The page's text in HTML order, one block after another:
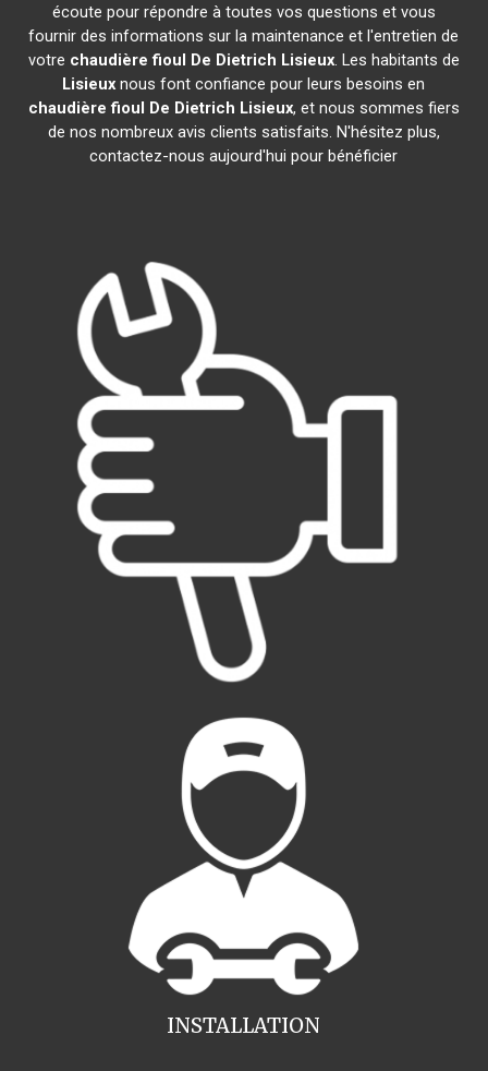
écoute pour répondre à toutes vos questions et vous
fournir des informations sur la maintenance et l'entretien de
votre chaudière fioul De Dietrich Lisieux. Les habitants de
Lisieux nous font confiance pour leurs besoins en
chaudière fioul De Dietrich Lisieux, et nous sommes fiers
de nos nombreux avis clients satisfaits. N'hésitez plus,
contactez-nous aujourd'hui pour bénéficier
INSTALLATION